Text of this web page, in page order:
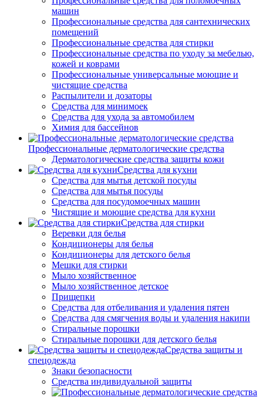
машин
Профессиональные средства для сантехнических
помещений
Профессиональные средства для стирки
Профессиональные средства по уходу за мебелью,
кожей и коврами
Профессиональные универсальные моющие и
чистящие средства
Распылители и дозаторы
Средства для минимоек
Средства для ухода за автомобилем
Химия для бассейнов
Профессиональные дерматологические средства
Дерматологические средства защиты кожи
Средства для кухни
Средства для мытья детской посуды
Средства для мытья посуды
Средства для посудомоечных машин
Чистящие и моющие средства для кухни
Средства для стирки
Веревки для белья
Кондиционеры для белья
Кондиционеры для детского белья
Мешки для стирки
Мыло хозяйственное
Мыло хозяйственное детское
Прищепки
Средства для отбеливания и удаления пятен
Средства для смягчения воды и удаления накипи
Стиральные порошки
Стиральные порошки для детского белья
Средства защиты и
спецодежда
Знаки безопасности
Средства индивидуальной защиты